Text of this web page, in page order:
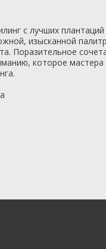
с лучших
изысканной
Поразительное
которое мастера